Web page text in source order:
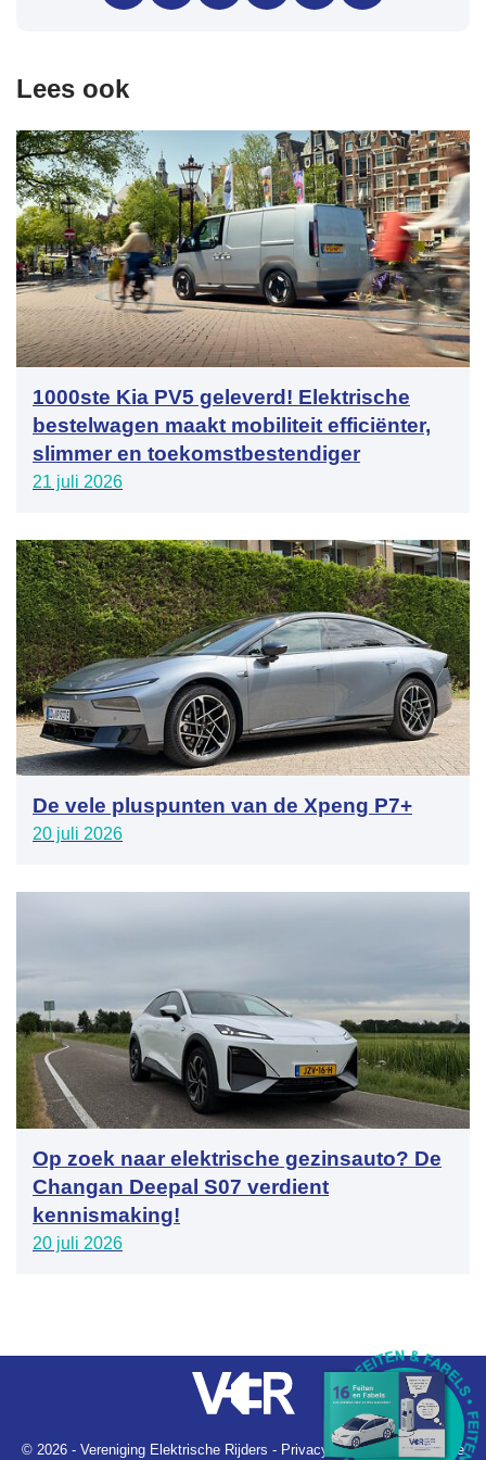
Lees ook
1000ste Kia PV5 geleverd! Elektrische
bestelwagen maakt mobiliteit efficiënter,
slimmer en toekomstbestendiger
21 juli 2026
De vele pluspunten van de Xpeng P7+
20 juli 2026
Op zoek naar elektrische gezinsauto? De
Changan Deepal S07 verdient
kennismaking!
20 juli 2026
© 2026 - Vereniging Elektrische Rijders - Privacyverklaring Algemene